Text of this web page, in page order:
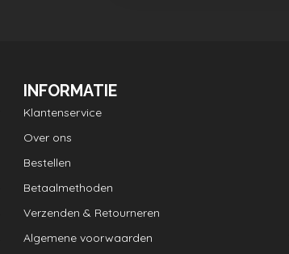
INFORMATIE
Klantenservice
Over ons
Bestellen
Betaalmethoden
Verzenden & Retourneren
Algemene voorwaarden